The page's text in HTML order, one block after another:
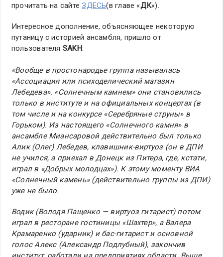
прочитать на сайтеЗДЕСЬ(в главе «ДК«).
Интересное дополнение, объясняющее некоторую
путаницу с историей ансамбля, пришло от
пользователя SAKH:
«Вообще в простонародье группа называлась
«Ассоциация или психоделический магазин
Лебедева». «Солнечным камнем» они становились
только в институте и на официальных концертах (в
том числе и на конкурсе «Серебряные струны» в
Горьком). Из настоящего «Солнечного камня» в
ансамбле Миансаровой действительно был только
Алик (Олег) Лебедев, клавишник-виртуоз (он в ДПИ
не учился, а приехал в Донецк из Питера, где, кстати,
играл в «Добрых молодцах»). К этому моменту ВИА
«Солнечный камень» (действительно группы из ДПИ)
уже не было.
Водик (Володя Пащенко — виртуоз гитарист) потом
играл в ресторане гостиницы «Шахтер», а Валера
Крамаренко (ударник) и бас-гитарист и основной
голос Алекс (Александр Подлубный), закончив